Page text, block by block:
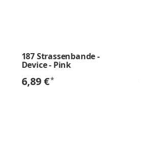
187 Strassenbande -
Device - Pink
6,89 €*